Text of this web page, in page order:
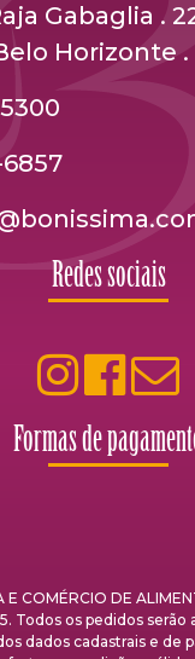
Gabaglia .
Horizonte .
Redes sociais
Formas de
E COMÉRCIO DE
Todos os pedidos
dados cadastrais e de